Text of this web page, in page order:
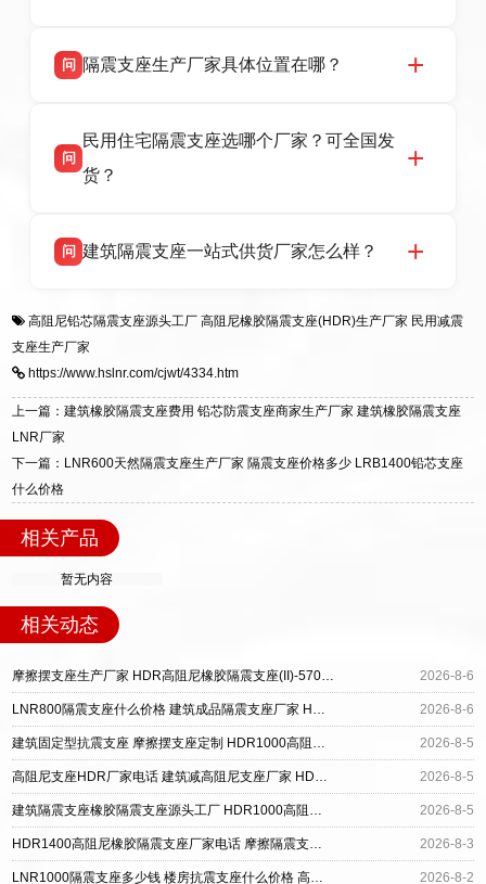
话：13323182312。
品资质齐全，每批次产品均配有正规第三方检测
货，厂家电话：13323182312，地址迎宾大街 9
号北方工业基地。
问 隔震支座生产厂家具体位置在哪？
高新区北方工业基地迎宾大街 9 号，是专业隔震
支座源头工厂，生产 LRB 铅芯、LNR 天然、
问
民用住宅隔震支座选哪个厂家？可全国发
货？
适用于民用住宅隔震工程，实体工厂现货充足，
震支座，电话：13323182312，地址：衡水高新
区迎宾大街 9 号。
问 建筑隔震支座一站式供货厂家怎么样？
一站式供货厂家，拥有多年行业生产经验，国标
标准生产 LRB/LNR/HDR/FPS 全系列支座，资
质、检测报告完备，提供选型、深化、供货、安
装指导全套服务，厂址衡水高新区北方工业基地
高阻尼铅芯隔震支座源头工厂 高阻尼橡胶隔震支座(HDR)生产厂家 民用减震
支座生产厂家
https://www.hslnr.com/cjwt/4334.htm
上一篇：建筑橡胶隔震支座费用 铅芯防震支座商家生产厂家 建筑橡胶隔震支座
LNR厂家
下一篇：LNR600天然隔震支座生产厂家 隔震支座价格多少 LRB1400铅芯支座
什么价格
相关产品
暂无内容
相关动态
摩擦摆支座生产厂家 HDR高阻尼橡胶隔震支座(II)-570*201-G1.2 建筑抗震隔震支座工厂 2026-8-6
LNR800隔震支座什么价格 建筑成品隔震支座厂家 HDR型高阻尼橡胶隔震支座厂家 2026-8-6
建筑固定型抗震支座 摩擦摆支座定制 HDR1000高阻尼建筑隔震支座源头工厂 2026-8-5
高阻尼支座HDR厂家电话 建筑减高阻尼支座厂家 HDR高阻尼橡胶隔震支座什么价格 2026-8-5
建筑隔震支座橡胶隔震支座源头工厂 HDR1000高阻尼隔震支座源头工厂 建筑摩擦隔震支座生产厂家 2026-8-5
HDR1400高阻尼橡胶隔震支座厂家电话 摩擦隔震支座源头工厂 LRB1400铅芯支座源头工厂 2026-8-3
LNR1000隔震支座多少钱 楼房抗震支座什么价格 高阻尼橡胶支座(HDR)什么价格 2026-8-2